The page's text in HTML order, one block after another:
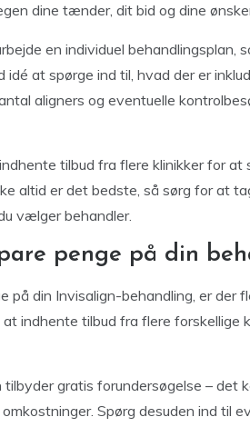
dine tænder, dit bid og dine
en individuel behandlingsplan,
at spørge ind til, hvad der er
aligners og eventuelle
tilbud fra flere klinikker for at
altid er det bedste, så sørg for at
vælger behandler.
penge på din
på din Invisalign-behandling, er der
indhente tilbud fra flere forskellige
tilbyder gratis forundersøgelse – det
Spørg desuden ind til